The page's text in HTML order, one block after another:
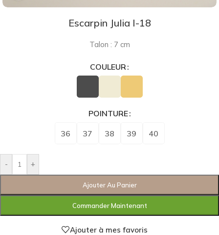
Escarpin Julia I-18
Talon : 7 cm
COULEUR
POINTURE
36 37 38 39 40
- +
Ajouter Au Panier
Commander Maintenant
Ajouter à mes favoris